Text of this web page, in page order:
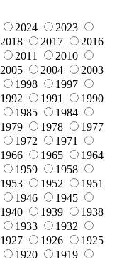
2024
2023
2018 2017
2016
2011
2010
2005 2004
2003
1998
1997
1992 1991
1990
1985
1984
1979 1978
1977
1972
1971
1966 1965
1964
1959
1958
1953 1952
1951
1946
1945
1940 1939
1938
1933
1932
1927 1926
1925
1920
1919